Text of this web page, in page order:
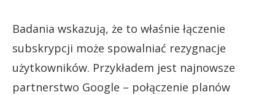
Badania wskazują, że to właśnie łączenie
subskrypcji może spowalniać rezygnacje
użytkowników. Przykładem jest najnowsze
partnerstwo Google – połączenie planów